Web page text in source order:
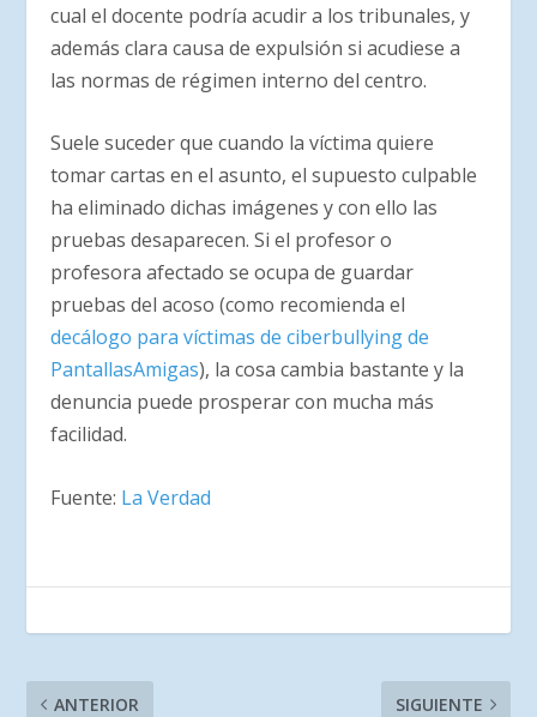
cual el docente podría acudir a los tribunales, y
además clara causa de expulsión si acudiese a
las normas de régimen interno del centro.
Suele suceder que cuando la víctima quiere
tomar cartas en el asunto, el supuesto culpable
ha eliminado dichas imágenes y con ello las
pruebas desaparecen. Si el profesor o
profesora afectado se ocupa de guardar
pruebas del acoso (como recomienda el
decálogo para víctimas de ciberbullying de
PantallasAmigas), la cosa cambia bastante y la
denuncia puede prosperar con mucha más
facilidad.
Fuente: La Verdad
ANTERIOR SIGUIENTE